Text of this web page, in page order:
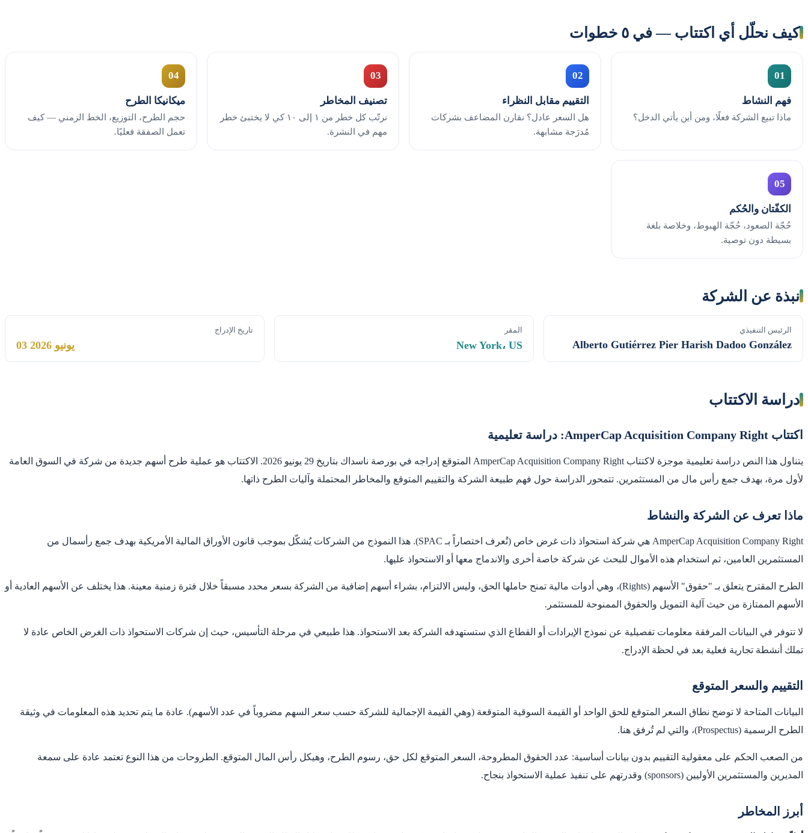
كيف نحلّل أي اكتتاب — في ٥ خطوات
01
فهم النشاط
ماذا تبيع الشركة فعلًا، ومن أين يأتي الدخل؟
02
التقييم مقابل النظراء
هل السعر عادل؟ نقارن المضاعف بشركات
مُدرَجة مشابهة.
03
تصنيف المخاطر
نرتّب كل خطر من ١ إلى ١٠ كي لا يختبئ خطر
مهم في النشرة.
04
ميكانيكا الطرح
حجم الطرح، التوزيع، الخط الزمني — كيف
تعمل الصفقة فعليًا.
05
الكفّتان والحُكم
حُجّة الصعود، حُجّة الهبوط، وخلاصة بلغة
بسيطة دون توصية.
نبذة عن الشركة
الرئيس التنفيذي
Alberto Gutiérrez Pier Harish Dadoo González
المقر
New York، US
تاريخ الإدراج
03 يونيو 2026
دراسة الاكتتاب
اكتتاب AmperCap Acquisition Company Right: دراسة تعليمية
يتناول هذا النص دراسة تعليمية موجزة لاكتتاب AmperCap Acquisition Company Right المتوقع إدراجه في بورصة ناسداك بتاريخ 29 يونيو 2026. الاكتتاب هو عملية طرح أسهم جديدة من شركة في السوق العامة
لأول مرة، بهدف جمع رأس مال من المستثمرين. تتمحور الدراسة حول فهم طبيعة الشركة والتقييم المتوقع والمخاطر المحتملة وآليات الطرح ذاتها.
ماذا تعرف عن الشركة والنشاط
AmperCap Acquisition Company Right هي شركة استحواذ ذات غرض خاص (تُعرف اختصاراً بـ SPAC). هذا النموذج من الشركات يُشكّل بموجب قانون الأوراق المالية الأمريكية بهدف جمع رأسمال من
المستثمرين العامين، ثم استخدام هذه الأموال للبحث عن شركة خاصة أخرى والاندماج معها أو الاستحواذ عليها.
الطرح المقترح يتعلق بـ "حقوق" الأسهم (Rights)، وهي أدوات مالية تمنح حاملها الحق، وليس الالتزام، بشراء أسهم إضافية من الشركة بسعر محدد مسبقاً خلال فترة زمنية معينة. هذا يختلف عن الأسهم العادية أو
الأسهم الممتازة من حيث آلية التمويل والحقوق الممنوحة للمستثمر.
لا تتوفر في البيانات المرفقة معلومات تفصيلية عن نموذج الإيرادات أو القطاع الذي ستستهدفه الشركة بعد الاستحواذ. هذا طبيعي في مرحلة التأسيس، حيث إن شركات الاستحواذ ذات الغرض الخاص عادة لا
تملك أنشطة تجارية فعلية بعد في لحظة الإدراج.
التقييم والسعر المتوقع
البيانات المتاحة لا توضح نطاق السعر المتوقع للحق الواحد أو القيمة السوقية المتوقعة (وهي القيمة الإجمالية للشركة حسب سعر السهم مضروباً في عدد الأسهم). عادة ما يتم تحديد هذه المعلومات في وثيقة
الطرح الرسمية (Prospectus)، والتي لم تُرفق هنا.
من الصعب الحكم على معقولية التقييم بدون بيانات أساسية: عدد الحقوق المطروحة، السعر المتوقع لكل حق، رسوم الطرح، وهيكل رأس المال المتوقع. الطروحات من هذا النوع تعتمد عادة على سمعة
المديرين والمستثمرين الأوليين (sponsors) وقدرتهم على تنفيذ عملية الاستحواذ بنجاح.
أبرز المخاطر